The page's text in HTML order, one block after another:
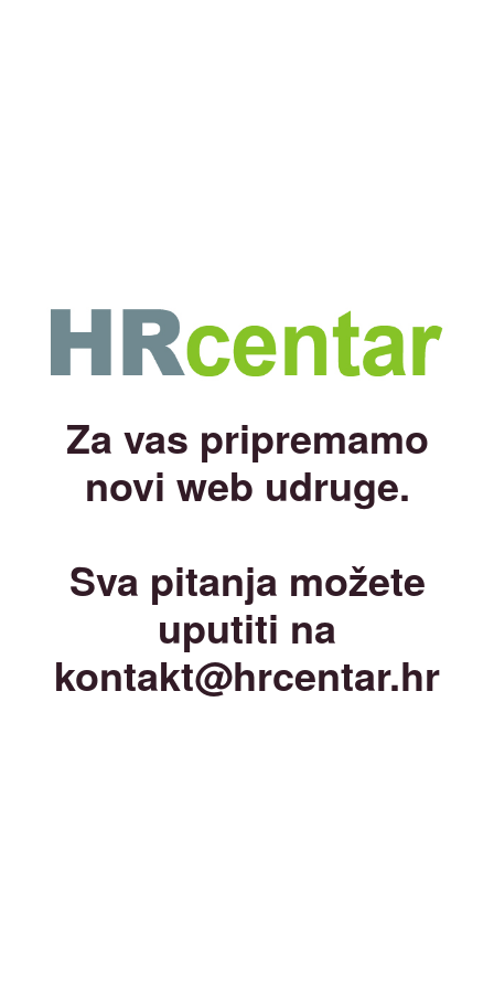
Za vas pripremamo
novi web udruge.
Sva pitanja možete
uputiti na
kontakt@hrcentar.hr